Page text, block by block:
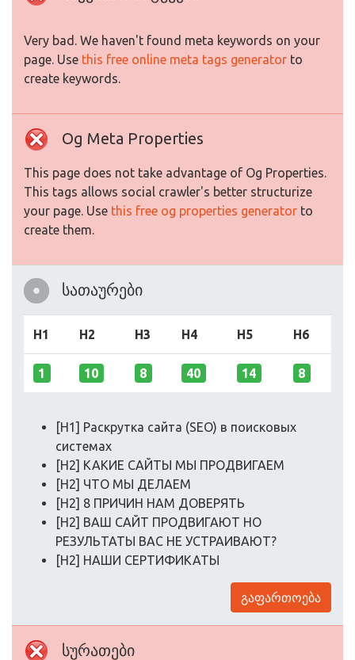
Very bad. We haven't found meta keywords on your
page. Use this free online meta tags generator to
create keywords.
Og Meta Properties
This page does not take advantage of Og Properties.
This tags allows social crawler's better structurize
your page. Use this free og properties generator to
create them.
სათაურები
H1 H2 H3 H4 H5 H6
1 10 8 40 14 8
[H1] Раскрутка сайта (SEO) в поисковых
системах
[H2] КАКИЕ САЙТЫ МЫ ПРОДВИГАЕМ
[H2] ЧТО МЫ ДЕЛАЕМ
[H2] 8 ПРИЧИН НАМ ДОВЕРЯТЬ
[H2] ВАШ САЙТ ПРОДВИГАЮТ НО
РЕЗУЛЬТАТЫ ВАС НЕ УСТРАИВАЮТ?
[H2] НАШИ СЕРТИФИКАТЫ
გაფართოება
სურათები